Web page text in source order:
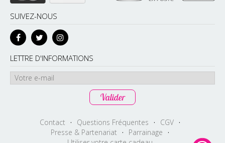
SUIVEZ-NOUS
LETTRE D'INFORMATIONS
Contact · Questions Fréquentes · CGV ·
Presse & Partenariat
· Parrainage
·